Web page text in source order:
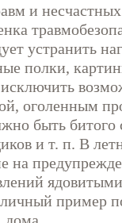
и
устранить
полки,
оголенным
быть битого
и т. п. В
на
пример
дома.